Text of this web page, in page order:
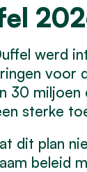
werd
voor
30
sterke
dit plan
beleid